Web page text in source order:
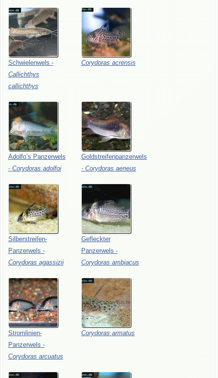
Schwielenwels -
Callichthys
callichthys
Corydoras acrensis
Adolfo’s Panzerwels
- Corydoras adolfoi
Goldstreifenpanzerwels
- Corydoras aeneus
Silberstreifen-
Panzerwels -
Corydoras agassizii
Gefleckter
Panzerwels -
Corydoras ambiacus
Stromlinien-
Panzerwels -
Corydoras arcuatus
Corydoras armatus